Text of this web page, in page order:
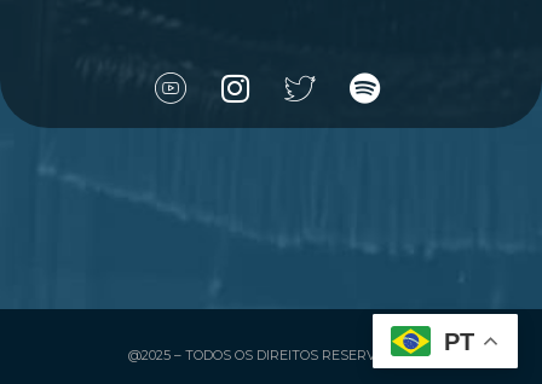
@2025 – TODOS OS DIREITOS RESERVADOS PT